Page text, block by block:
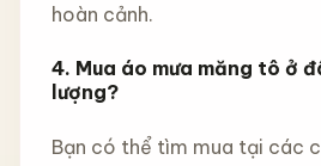
hoàn cảnh.
4. Mua áo mưa măng tô ở
lượng?
Bạn có thể tìm mua tại các